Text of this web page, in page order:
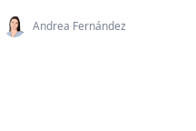
Andrea Fernández